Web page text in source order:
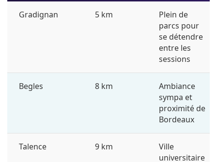
Gradignan 5 km
Plein de
parcs pour
se détendre
entre les
sessions
Begles 8 km
Ambiance
sympa et
proximité de
Bordeaux
Talence 9 km
Ville
universitaire